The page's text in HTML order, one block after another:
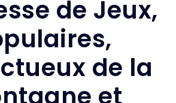
de Jeux,
de la
et